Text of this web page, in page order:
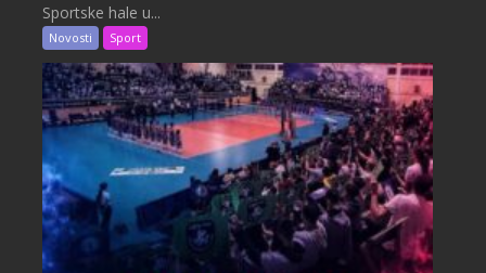
Sportske hale u...
Novosti Sport